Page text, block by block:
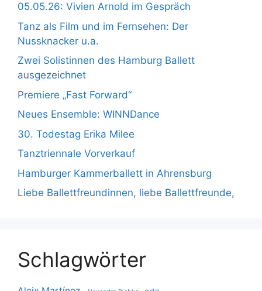
05.05.26: Vivien Arnold im Gespräch
Tanz als Film und im Fernsehen: Der
Nussknacker u.a.
Zwei Solistinnen des Hamburg Ballett
ausgezeichnet
Premiere „Fast Forward“
Neues Ensemble: WINNDance
30. Todestag Erika Milee
Tanztriennale Vorverkauf
Hamburger Kammerballett in Ahrensburg
Liebe Ballettfreundinnen, liebe Ballettfreunde,
Schlagwörter